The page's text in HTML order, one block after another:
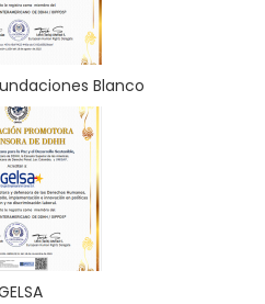
Blanco